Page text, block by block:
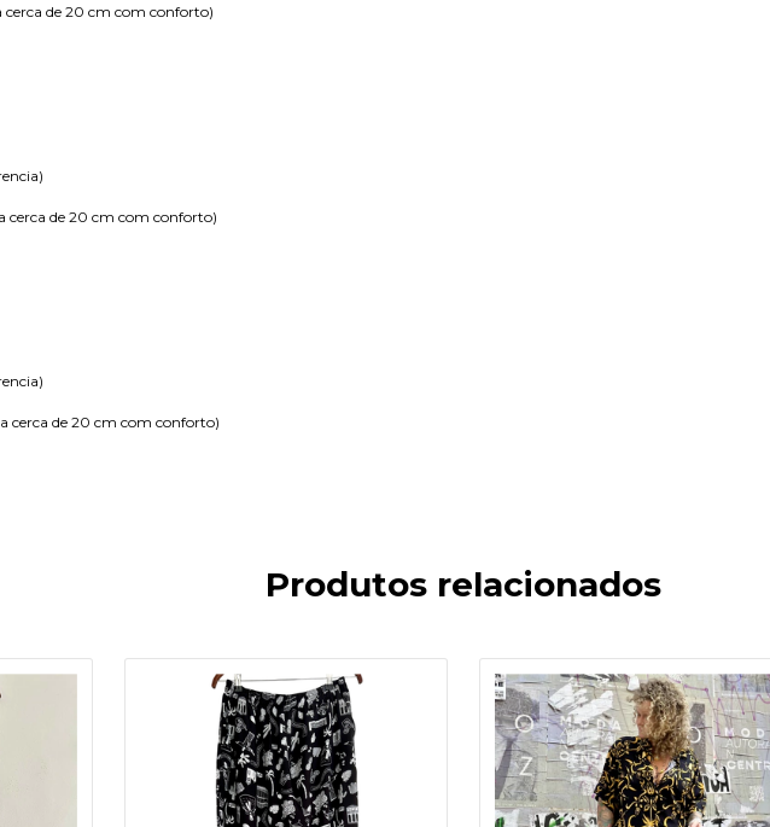
de 20 cm com conforto)
cerca de 20 cm com conforto)
cerca de 20 cm com conforto)
Produtos relacionados